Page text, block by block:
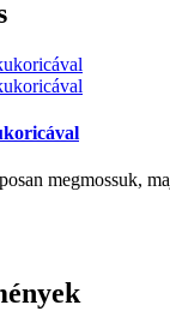
megmossuk,